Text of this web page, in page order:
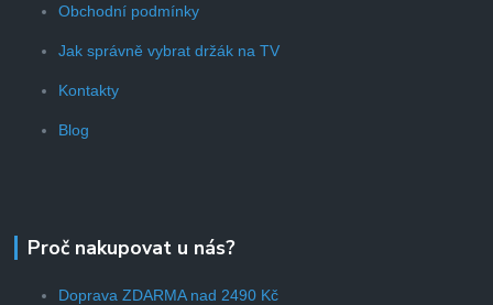
Obchodní podmínky
Jak správně vybrat držák na TV
Kontakty
Blog
Proč nakupovat u nás?
Doprava ZDARMA nad 2490 Kč